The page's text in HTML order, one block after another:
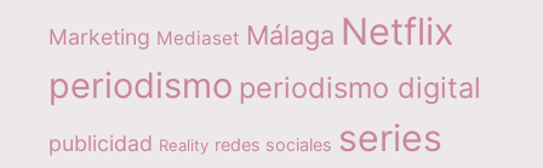
Marketing Mediaset Málaga Netflix
periodismo periodismo digital
publicidad Reality redes sociales series